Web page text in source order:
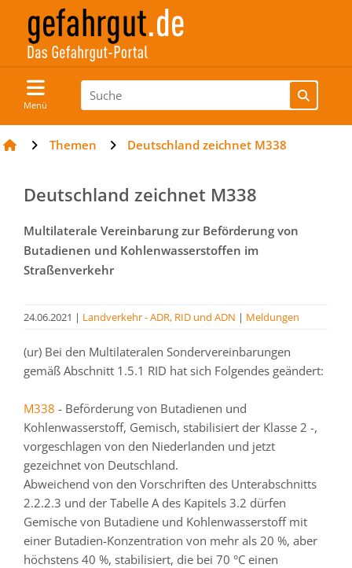
Menü
Themen Deutschland zeichnet M338
Deutschland zeichnet M338
Multilaterale Vereinbarung zur Beförderung von
Butadienen und Kohlenwasserstoffen im
Straßenverkehr
24.06.2021 | Landverkehr - ADR, RID und ADN | Meldungen
(ur) Bei den Multilateralen Sondervereinbarungen
gemäß Abschnitt 1.5.1 RID hat sich Folgendes geändert:
M338 - Beförderung von Butadienen und
Kohlenwasserstoff, Gemisch, stabilisiert der Klasse 2 -,
vorgeschlagen von den Niederlanden und jetzt
gezeichnet von Deutschland.
Abweichend von den Vorschriften des Unterabschnitts
2.2.2.3 und der Tabelle A des Kapitels 3.2 dürfen
Gemische von Butadiene und Kohlenwasserstoff mit
einer Butadien-Konzentration von mehr als 20 %, aber
höchstens 40 %, stabilisiert, die bei 70 °C einen